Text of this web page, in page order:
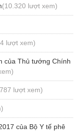
(10.320 lượt xem)
lượt xem)
của Thủ tướng Chính
lượt xem)
của Bộ Y tế phê